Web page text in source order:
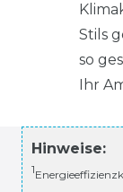
Stils
so
Ihr
Hinweise:
1